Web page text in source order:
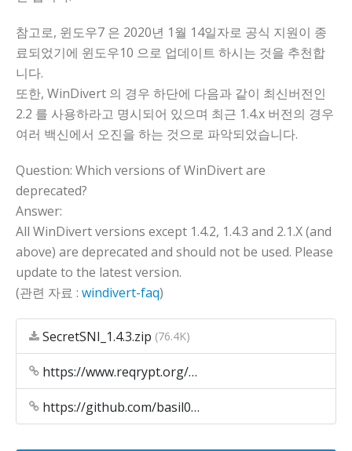
참고로, 윈도우7 은 2020년 1월 14일자로 공식 지원이 종
료되었기에 윈도우10 으로 업데이트 하시는 것을 추천합
니다.
또한, WinDivert 의 경우 하단에 다음과 같이 최신버전인
2.2 를 사용하라고 명시되어 있으며 최근 1.4.x 버전의 경우
여러 백신에서 오진을 하는 것으로 파악되었습니다.
Question: Which versions of WinDivert are
deprecated?
Answer:
All WinDivert versions except 1.4.2, 1.4.3 and 2.1.X (and
above) are deprecated and should not be used. Please
update to the latest version.
(관련 자료 : windivert-faq)
SecretSNI_1.4.3.zip (76.4K)
https://www.reqrypt.org/windivert-faq.html
https://github.com/basil00/Divert/issues/53